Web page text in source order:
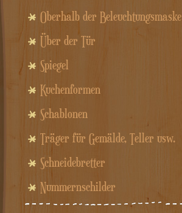
Oberhalb der Beleuchtungsmaske
Über der Tür
Spiegel
Kuchenformen
Schablonen
Träger für Gemälde, Teller usw.
Schneidebretter
Nummernschilder